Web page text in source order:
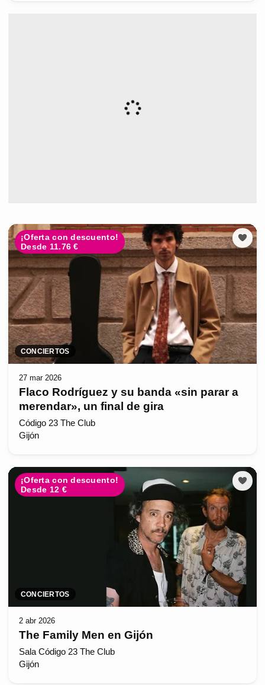
¡Oferta con descuento!
Desde 11.76 €
CONCIERTOS
27 mar 2026
Flaco Rodríguez y su banda «sin parar a
merendar», un final de gira
Código 23 The Club
Gijón
¡Oferta con descuento!
Desde 12 €
CONCIERTOS
2 abr 2026
The Family Men en Gijón
Sala Código 23 The Club
Gijón